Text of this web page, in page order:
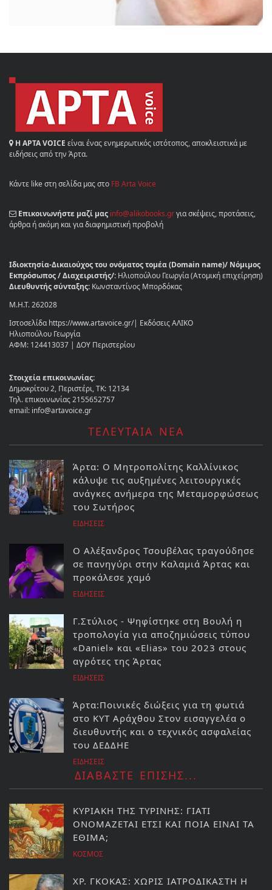
Η ΑΡΤΑ VOICE είναι ένας ενημερωτικός ιστότοπος, αποκλειστικά με
ειδήσεις από την Άρτα.
Κάντε like στη σελίδα μας στο FB Arta Voice
Επικοινωνήστε μαζί μας info@alikobooks.grγια σκέψεις, προτάσεις,
άρθρα ή ακόμη και για διαφημιστική προβολή
Ιδιοκτησία-Δικαιούχος του ονόματος τομέα (Domain name)/ Νόμιμος
Εκπρόσωπος / Διαχειριστής/: Ηλιοπούλου Γεωργία (Ατομική επιχείρηση)
Διευθυντής σύνταξης: Κωνσταντίνος Μπορδόκας
Μ.Η.Τ. 262028
Ιστοσελίδα https://www.artavoice.gr/| Εκδόσεις ΑΛΙΚΟ
Ηλιοπούλου Γεωργία
ΑΦΜ: 124413037 | ΔΟΥ Περιστερίου
Στοιχεία επικοινωνίας:
Δημοκρίτου 2, Περιστέρι, ΤΚ: 12134
Τηλ. επικοινωνίας 2155652757
email: info@artavoice.gr
ΤΕΛΕΥΤΑΙΑ ΝΕΑ
Άρτα: Ο Μητροπολίτης Καλλίνικος
κάλυψε τις αυξημένες λειτουργικές
ανάγκες ανήμερα της Μεταμορφώσεως
του Σωτήρος
ΕΙΔΗΣΕΙΣ
Ο Αλέξανδρος Τσουβέλας τραγούδησε
σε πανηγύρι στην Καλαμιά Άρτας και
προκάλεσε χαμό
ΕΙΔΗΣΕΙΣ
Γ.Στύλιος - Ψηφίστηκε στη Βουλή η
τροπολογία για αποζημιώσεις τύπου
«Daniel» και «Elias» του 2023 στους
αγρότες της Άρτας
ΕΙΔΗΣΕΙΣ
Άρτα:Ποινικές διώξεις για τη φωτιά
στο ΚΥΤ Αράχθου Στον εισαγγελέα ο
διευθυντής και ο τεχνικός ασφαλείας
του ΔΕΔΔΗΕ
ΕΙΔΗΣΕΙΣ
ΔΙΑΒΑΣΤΕ ΕΠΙΣΗΣ...
ΚΥΡΙΑΚΗ ΤΗΣ ΤΥΡΙΝΗΣ: ΓΙΑΤΙ
ΟΝΟΜΑΖΕΤΑΙ ΕΤΣΙ ΚΑΙ ΠΟΙΑ ΕΙΝΑΙ ΤΑ
ΕΘΙΜΑ;
ΚΟΣΜΟΣ
ΧΡ. ΓΚΟΚΑΣ: ΧΩΡΙΣ ΙΑΤΡΟΔΙΚΑΣΤΗ Η